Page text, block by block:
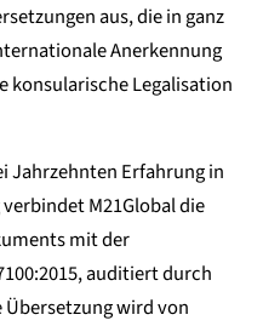
aus, die in ganz
Anerkennung
konsularische Legalisation
Jahrzehnten Erfahrung in
M21Global die
mit der
auditiert durch
Übersetzung wird von